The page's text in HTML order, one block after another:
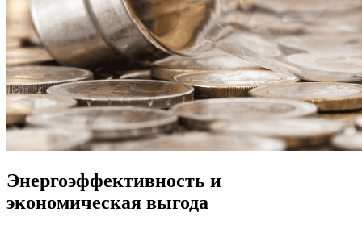
Энергоэффективность и
экономическая выгода